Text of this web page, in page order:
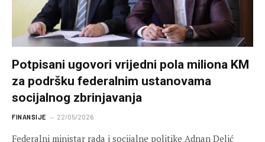
Potpisani ugovori vrijedni pola miliona KM
za podršku federalnim ustanovama
socijalnog zbrinjavanja
FINANSIJE 22/05/2026
Federalni ministar rada i socijalne politike Adnan Delić